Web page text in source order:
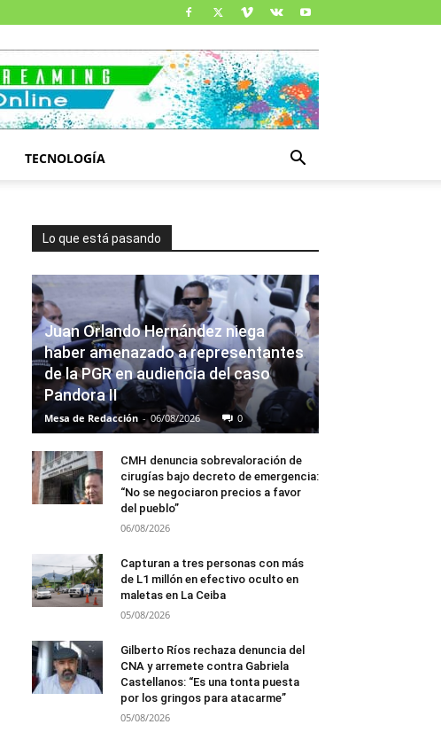
TECNOLOGÍA
Lo que está pasando
Juan Orlando Hernández niega
haber amenazado a representantes
de la PGR en audiencia del caso
Pandora II
Mesa de Redacción - 06/08/2026 0
CMH denuncia sobrevaloración de
cirugías bajo decreto de emergencia:
“No se negociaron precios a favor
del pueblo”
06/08/2026
Capturan a tres personas con más
de L1 millón en efectivo oculto en
maletas en La Ceiba
05/08/2026
Gilberto Ríos rechaza denuncia del
CNA y arremete contra Gabriela
Castellanos: “Es una tonta puesta
por los gringos para atacarme”
05/08/2026